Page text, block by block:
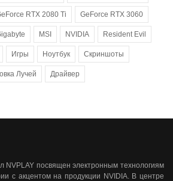
RTX 2080 Ti GeForce RTX 3060
MSI NVIDIA Resident Evil
Игры Ноутбук Скриншоты
Лучей Драйвер
посвящен электронным технологиям
с акцентом на продукции NVIDIA. В центре